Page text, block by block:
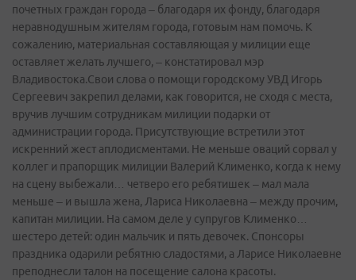
почетных граждан города – благодаря их фонду, благодаря
неравнодушным жителям города, готовым нам помочь. К
сожалению, материальная составляющая у милиции еще
оставляет желать лучшего, – констатировал мэр
Владивостока.Свои слова о помощи городскому УВД Игорь
Сергеевич закрепил делами, как говорится, не сходя с места,
вручив лучшим сотрудникам милиции подарки от
администрации города. Присутствующие встретили этот
искренний жест аплодисментами. Не меньше оваций сорвал у
коллег и прапорщик милиции Валерий Клименко, когда к нему
на сцену выбежали… четверо его ребятишек – мал мала
меньше – и вышла жена, Лариса Николаевна – между прочим,
капитан милиции. На самом деле у супругов Клименко…
шестеро детей: один мальчик и пять девочек. Спонсоры
праздника одарили ребятню сладостями, а Ларисе Николаевне
преподнесли талон на посещение салона красоты.